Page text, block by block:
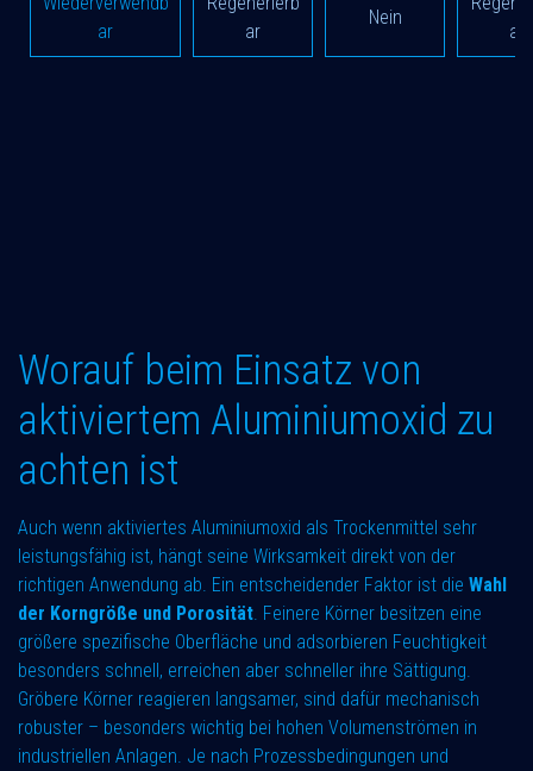
ar
ar
Nein
ar
Worauf beim Einsatz von
aktiviertem Aluminiumoxid zu
achten ist
Auch wenn aktiviertes Aluminiumoxid als Trockenmittel sehr
leistungsfähig ist, hängt seine Wirksamkeit direkt von der
richtigen Anwendung ab. Ein entscheidender Faktor ist die Wahl
der Korngröße und Porosität. Feinere Körner besitzen eine
größere spezifische Oberfläche und adsorbieren Feuchtigkeit
besonders schnell, erreichen aber schneller ihre Sättigung.
Gröbere Körner reagieren langsamer, sind dafür mechanisch
robuster – besonders wichtig bei hohen Volumenströmen in
industriellen Anlagen. Je nach Prozessbedingungen und